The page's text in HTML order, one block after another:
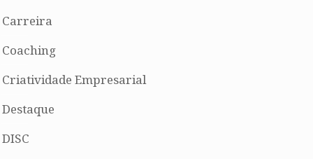
Carreira
Coaching
Criatividade Empresarial
Destaque
DISC